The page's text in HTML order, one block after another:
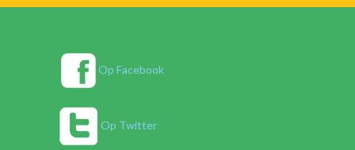
Op Facebook
Op Twitter